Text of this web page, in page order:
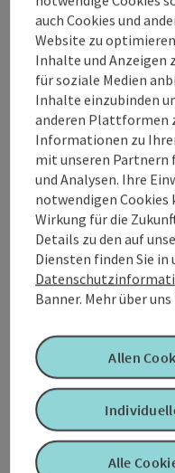
Events, Messen, etc.
Beschreibung
Kontakt
Ausstattung
Preise
Verpflegung
Barrierefreiheit
Anreise/Lage
auch Cookies und
Website zu
Inhalte und Anzeigen
für soziale Medien
Inhalte einzubinden
anderen Plattformen
Informationen zu
mit unseren Partnern
und Analysen. Ihre
notwendigen Cookies
Wirkung für die
Details zu den auf
Diensten finden Sie in
Banner. Mehr über uns
Alle
Allen